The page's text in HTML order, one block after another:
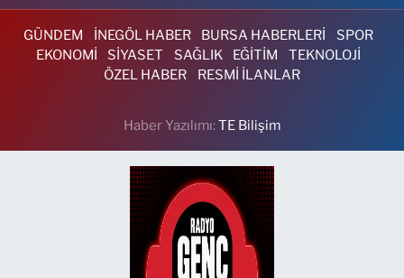
GÜNDEM İNEGÖL HABER BURSA HABERLERİ
SPOR
EKONOMİ
SİYASET SAĞLIK EĞİTİM
TEKNOLOJİ
ÖZEL HABER
RESMİ İLANLAR
Haber Yazılımı:TE Bilişim